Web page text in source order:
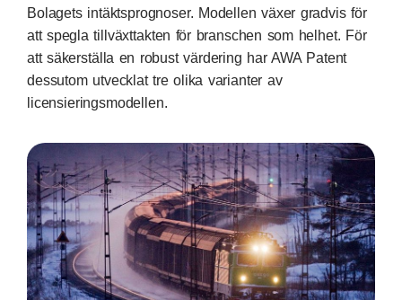
Bolagets intäktsprognoser. Modellen växer gradvis för
att spegla tillväxttakten för branschen som helhet. För
att säkerställa en robust värdering har AWA Patent
dessutom utvecklat tre olika varianter av
licensieringsmodellen.